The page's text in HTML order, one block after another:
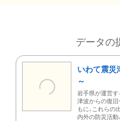
データの
いわて震災
～
岩手県が運営す
津波からの復旧
もに、これらの
内外の防災活動